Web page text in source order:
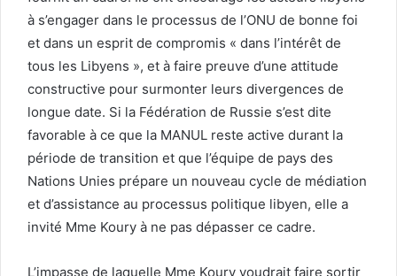
à s’engager dans le processus de l’ONU de bonne foi
et dans un esprit de compromis « dans l’intérêt de
tous les Libyens », et à faire preuve d’une attitude
constructive pour surmonter leurs divergences de
longue date. Si la Fédération de Russie s’est dite
favorable à ce que la MANUL reste active durant la
période de transition et que l’équipe de pays des
Nations Unies prépare un nouveau cycle de médiation
et d’assistance au processus politique libyen, elle a
invité Mme Koury à ne pas dépasser ce cadre.
L’impasse de laquelle Mme Koury voudrait faire sortir